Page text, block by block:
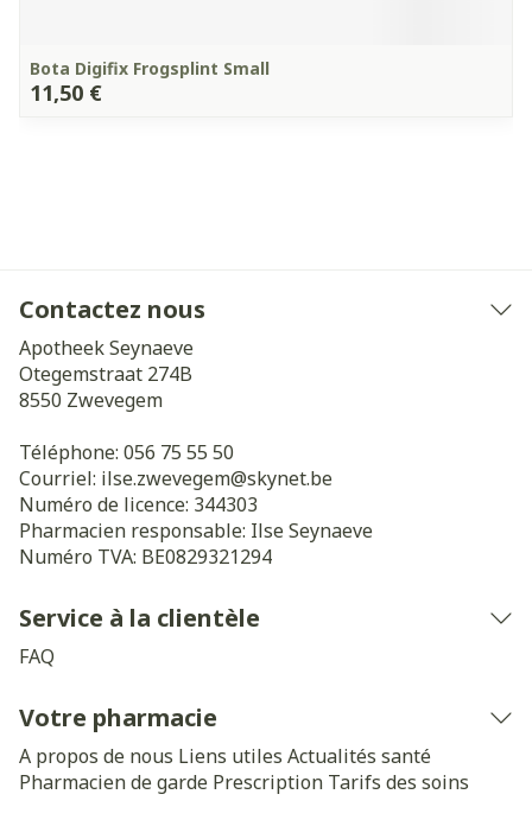
Bota Digifix Frogsplint Small
11,50 €
Contactez nous
Apotheek Seynaeve
Otegemstraat 274B
8550 Zwevegem
Téléphone: 056 75 55 50
Courriel: ilse.zwevegem@skynet.be
Numéro de licence: 344303
Pharmacien responsable: Ilse Seynaeve
Numéro TVA: BE0829321294
Service à la clientèle
FAQ
Votre pharmacie
A propos de nous Liens utiles Actualités santé
Pharmacien de garde Prescription Tarifs des soins